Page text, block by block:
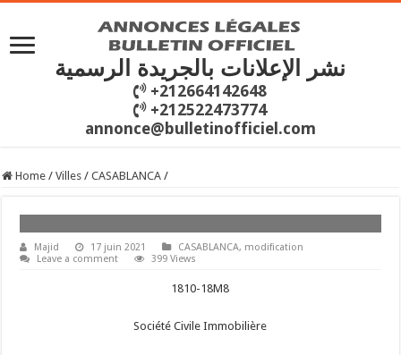
نشر الإعلانات بالجريدة الرسمية
+212664142648
+212522473774
annonce@bulletinofficiel.com
Home / Villes / CASABLANCA /
Majid 17 juin 2021 CASABLANCA, modification
Leave a comment
399 Views
1810-18M8
Société Civile Immobilière